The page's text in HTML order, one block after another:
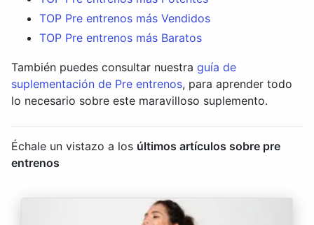
TOP Pre entrenos más Vendidos
TOP Pre entrenos más Baratos
También puedes consultar nuestra guía de
suplementación de Pre entrenos, para aprender todo
lo necesario sobre este maravilloso suplemento.
Échale un vistazo a los últimos artículos sobre pre
entrenos